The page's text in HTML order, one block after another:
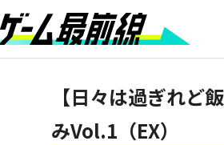
【日々は過ぎれど
みVol.1（EX）